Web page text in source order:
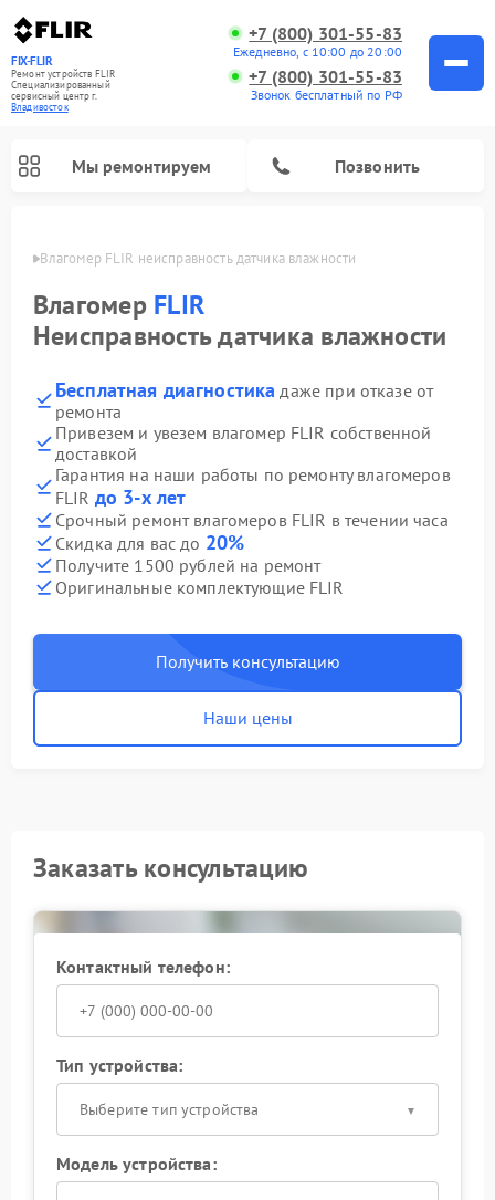
FIX-FLIR
Ремонт устройств FLIR
Специализированный
cервисный центр г.
Владивосток
+7 (800) 301-55-83
Ежедневно, с 10:00 до 20:00
+7 (800) 301-55-83
Звонок бесплатный по РФ
Мы ремонтируем Позвонить
Влагомер FLIR неисправность датчика влажности
Влагомер FLIR
Неисправность датчика влажности
Бесплатная диагностика даже при отказе от
ремонта
Привезем и увезем влагомер FLIR собственной
доставкой
Гарантия на наши работы по ремонту влагомеров
FLIR до 3-х лет
Срочный ремонт влагомеров FLIR в течении часа
Скидка для вас до 20%
Получите 1500 рублей на ремонт
Оригинальные комплектующие FLIR
Получить консультацию
Наши цены
Заказать консультацию
Контактный телефон:
Тип устройства:
Выберите тип устройства
Модель устройства: